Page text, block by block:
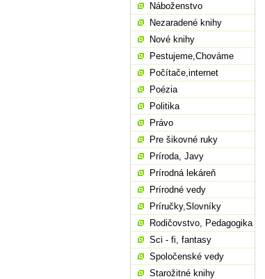
Náboženstvo
Nezaradené knihy
Nové knihy
Pestujeme,Chováme
Počítače,internet
Poézia
Politika
Právo
Pre šikovné ruky
Príroda, Javy
Prírodná lekáreň
Prírodné vedy
Príručky,Slovníky
Rodičovstvo, Pedagogika
Sci - fi, fantasy
Spoločenské vedy
Starožitné knihy